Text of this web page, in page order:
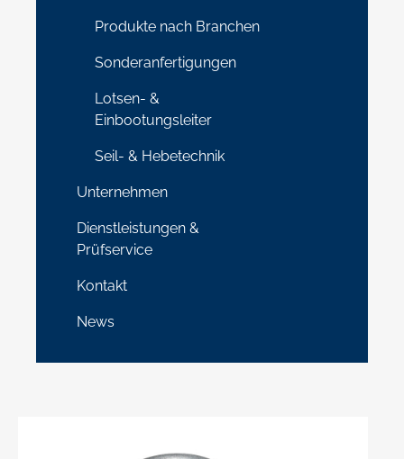
Produkte nach Branchen
Sonderanfertigungen
Lotsen- &
Einbootungsleiter
Seil- & Hebetechnik
Unternehmen
Dienstleistungen &
Prüfservice
Kontakt
News